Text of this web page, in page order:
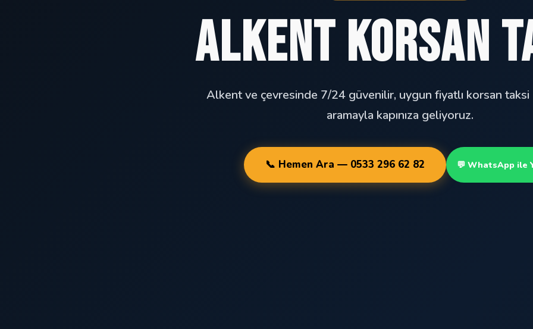
Alkent Korsan
Alkent ve çevresinde 7/24 güvenilir, uygun fiyatlı korsan taksi
aramayla kapınıza geliyoruz.
📞 Hemen Ara — 0533 296 62 82 💬 WhatsApp ile